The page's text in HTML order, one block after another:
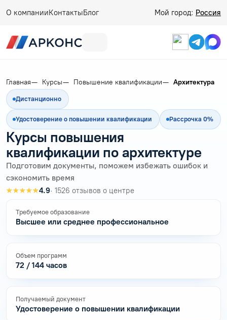
О компанииКонтактыБлог Мой город: Россия
Главная Курсы Повышение квалификации Архитектура
Дистанционно
Удостоверение о повышении квалификации Рассрочка 0%
Курсы повышения
квалификации по архитектуре
Подготовим документы, поможем избежать ошибок и
сэкономить время
★★★★★4.9· 1526 отзывов о центре
Требуемое образование
Высшее или среднее профессиональное
Объем программ
72 / 144 часов
Получаемый документ
Удостоверение о повышении квалификации